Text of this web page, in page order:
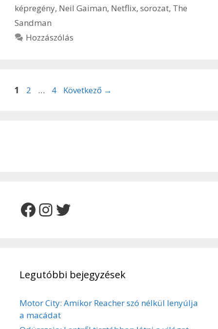
képregény, Neil Gaiman, Netflix, sorozat, The
Sandman
Hozzászólás
Oldal
1 Oldal
2 … Oldal
4 Következő →
Facebook
Instagram
Twitter
Legutóbbi bejegyzések
Motor City: Amikor Reacher szó nélkül lenyúlja
a macádat